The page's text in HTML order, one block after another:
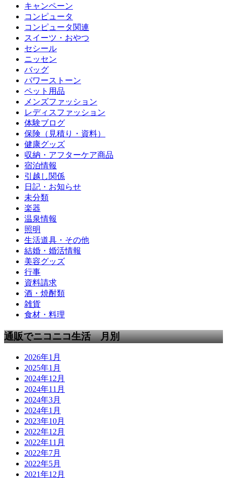
キャンペーン
コンピュータ
コンピュータ関連
スイーツ・おやつ
セシール
ニッセン
バッグ
パワーストーン
ペット用品
メンズファッション
レディスファッション
体験ブログ
保険（見積り・資料）
健康グッズ
収納・アフターケア商品
宿泊情報
引越し関係
日記・お知らせ
未分類
楽器
温泉情報
照明
生活道具・その他
結婚・婚活情報
美容グッズ
行事
資料請求
酒・焼酎類
雑貨
食材・料理
通販でニコニコ生活 月別
2026年1月
2025年1月
2024年12月
2024年11月
2024年3月
2024年1月
2023年10月
2022年12月
2022年11月
2022年7月
2022年5月
2021年12月